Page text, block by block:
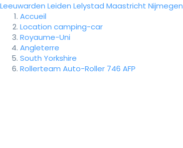
Leeuwarden Leiden Lelystad Maastricht Nijmegen
Accueil
Location camping-car
Royaume-Uni
Angleterre
South Yorkshire
Rollerteam Auto-Roller 746 AFP